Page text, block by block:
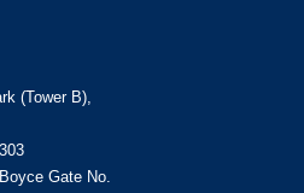
(Tower B),
Gate No.